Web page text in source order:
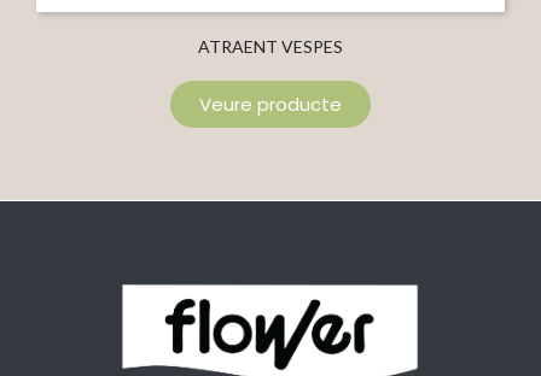
ATRAENT VESPES
Veure producte